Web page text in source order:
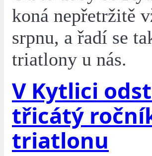
koná nepřetržitě
srpnu, a řadí se
triatlony u nás.
V Kytlici
třicátý
triatlonu